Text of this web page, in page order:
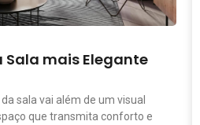
Sala mais Elegante
sala vai além de um visual
que transmita conforto e